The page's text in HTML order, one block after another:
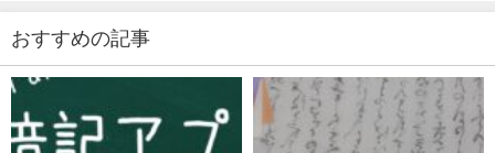
おすすめの記事